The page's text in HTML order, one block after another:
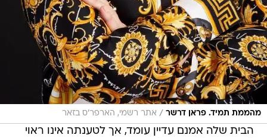
מהממת תמיד. פראן דרשר / אתר רשמי, הארפר'ס בזאר
הבית שלה אמנם עדיין עומד, אך לטענתה אינו ראוי